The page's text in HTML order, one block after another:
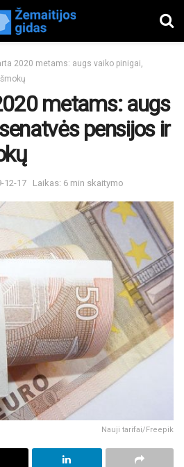
2020 metams: augs vaiko pinigai,
metams: augs
pensijos ir
12-17 Laikas: 6 min skaitymo
Nauji tarifai/Freepik